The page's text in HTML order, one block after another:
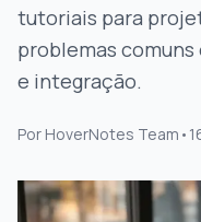
tutoriais para
problemas
e integração.
Por HoverNotes Team •